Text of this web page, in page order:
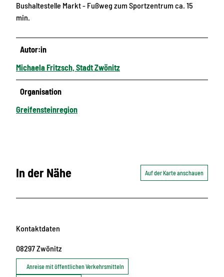
Bushaltestelle Markt - Fußweg zum Sportzentrum ca. 15
min.
Autor:in
Michaela Fritzsch, Stadt Zwönitz
Organisation
Greifensteinregion
In der Nähe Auf der Karte anschauen
Kontaktdaten
08297Zwönitz
Anreise mit öffentlichen Verkehrsmitteln